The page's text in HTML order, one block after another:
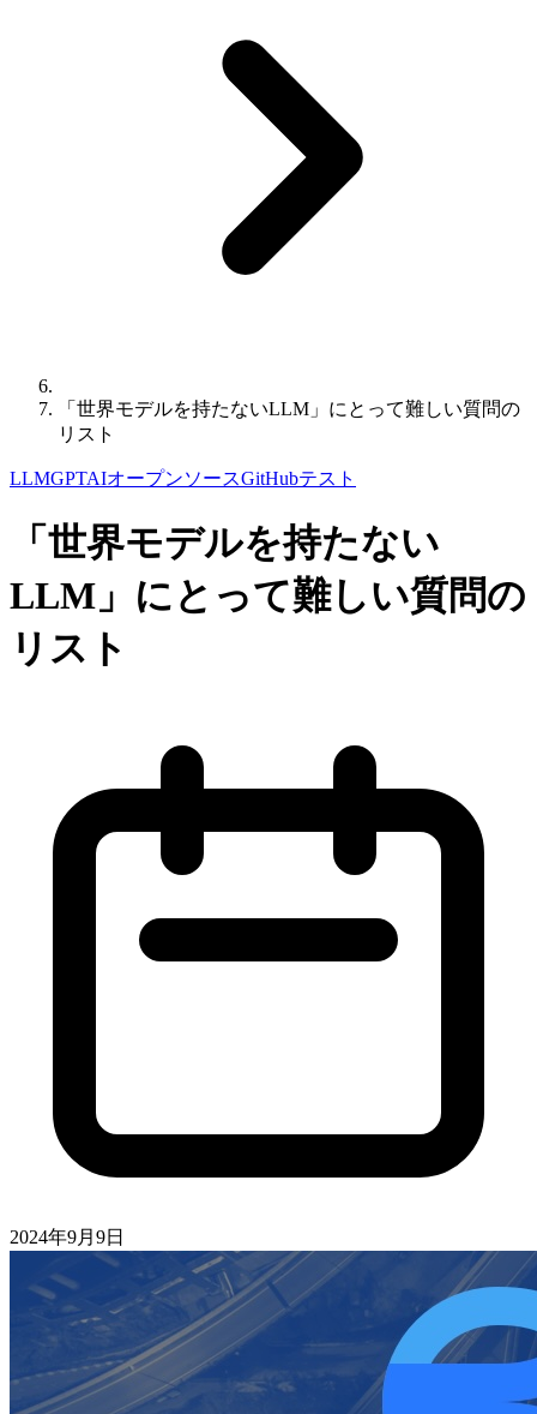
「世界モデルを持たないLLM」にとって難しい質問の
リスト
LLMGPTAIオープンソースGitHubテスト
「世界モデルを持たない
LLM」にとって難しい質問の
リスト
2024年9月9日